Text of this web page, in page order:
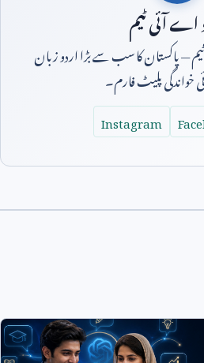
اے آئی ٹیم
— پاکستان کا سب سے بڑا اردو زبان
پلیٹ فارم۔
Instagram